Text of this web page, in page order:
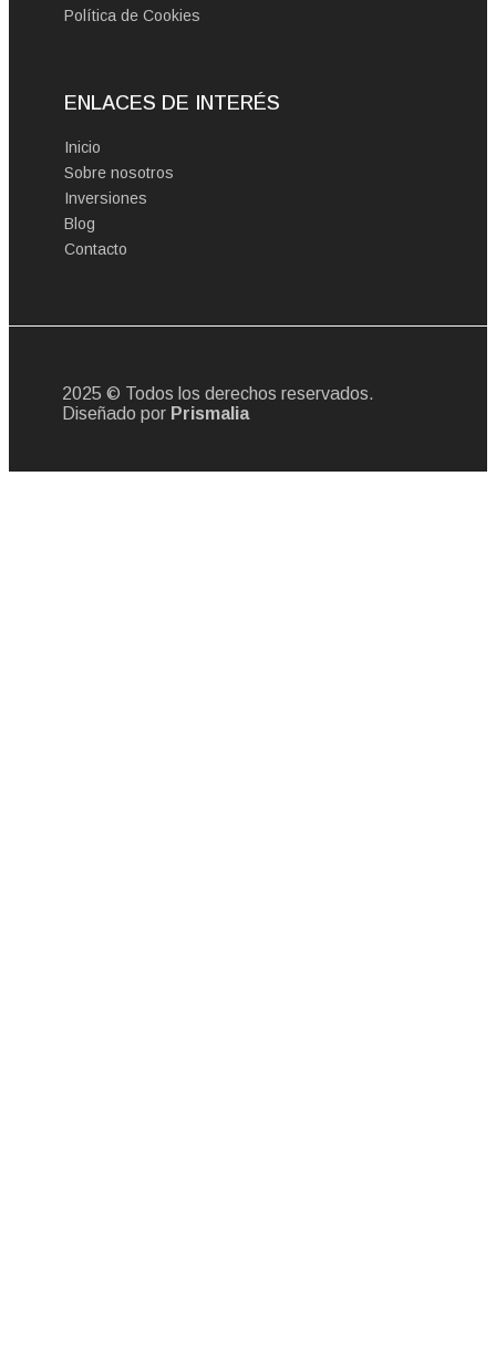
Política de Cookies
ENLACES DE INTERÉS
Inicio
Sobre nosotros
Inversiones
Blog
Contacto
2025 © Todos los derechos reservados.
Diseñado por Prismalia